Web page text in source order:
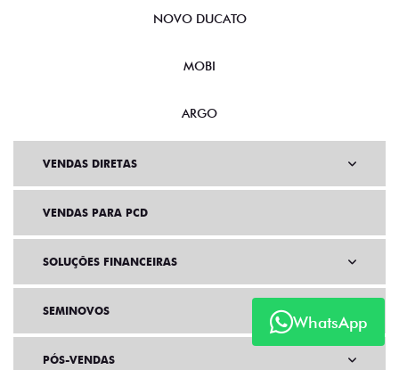
WhatsApp
NOVO DUCATO
MOBI
ARGO
VENDAS DIRETAS
VENDAS PARA PCD
SOLUÇÕES FINANCEIRAS
SEMINOVOS
PÓS-VENDAS